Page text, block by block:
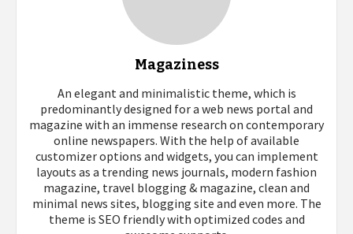
Magaziness
An elegant and minimalistic theme, which is
predominantly designed for a web news portal and
magazine with an immense research on contemporary
online newspapers. With the help of available
customizer options and widgets, you can implement
layouts as a trending news journals, modern fashion
magazine, travel blogging & magazine, clean and
minimal news sites, blogging site and even more. The
theme is SEO friendly with optimized codes and